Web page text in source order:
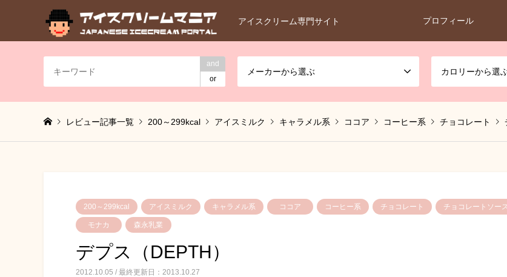
アイスクリーム専門サイト プロフィール
and
or
メーカーから選ぶ カロリーから選
レビュー記事一覧 200～299kcal アイスミルク キャラメル系 ココア コーヒー系 チョコレート
200～299kcal アイスミルク キャラメル系 ココア コーヒー系 チョコレート チョコレートソース
モナカ 森永乳業
デプス（DEPTH）
2012.10.05 / 最終更新日：2013.10.27